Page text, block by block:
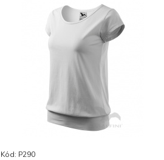
Kód: P290